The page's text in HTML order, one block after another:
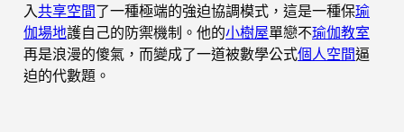
入共享空間了一種極端的強迫協調模式，這是一種保瑜
伽場地護自己的防禦機制。他的小樹屋單戀不瑜伽教室
再是浪漫的傻氣，而變成了一道被數學公式個人空間逼
迫的代數題。